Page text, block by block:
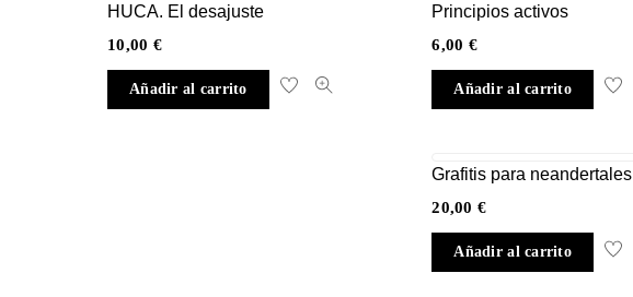
HUCA. El desajuste
10,00 €
Añadir al carrito
Principios activos
6,00 €
Añadir al carrito
Grafitis para neandertales
20,00€
Añadir al carrito